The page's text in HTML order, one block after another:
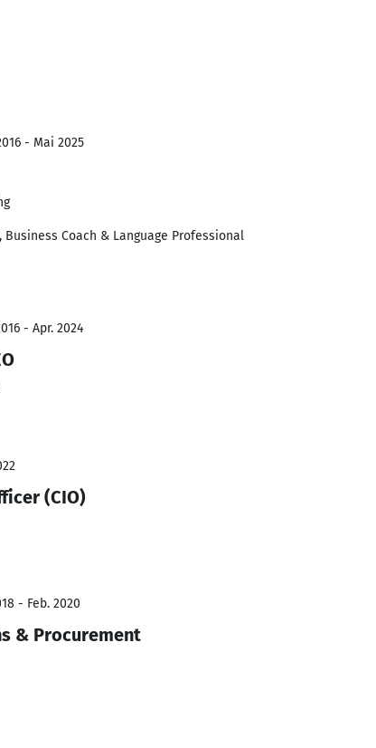
- Mai 2025
Coach & Language Professional
- Apr. 2024
(CIO)
- Feb. 2020
& Procurement